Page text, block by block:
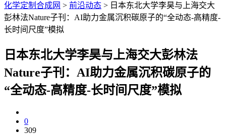
化学定制合成网 > 前沿动态 > 日本东北大学李昊与上海交大
彭林法Nature子刊：AI助力金属沉积碳原子的“全动态-高精度-
长时间尺度”模拟
日本东北大学李昊与上海交大彭林法
Nature子刊：AI助力金属沉积碳原子的
“全动态-高精度-长时间尺度”模拟
0
309